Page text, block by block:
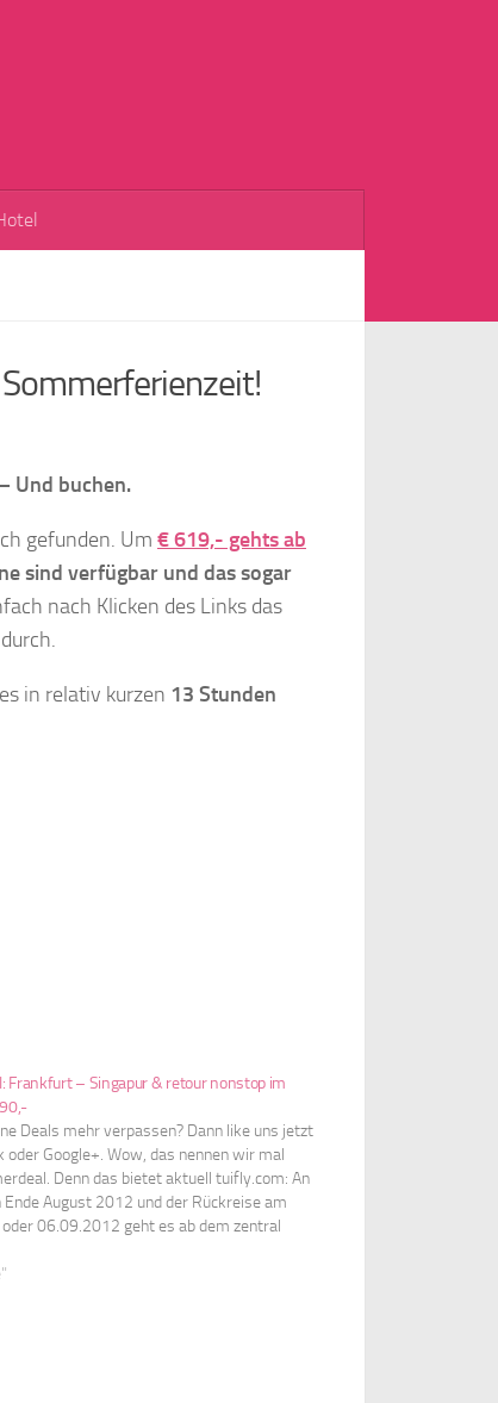
Und buchen.
gefunden. Um € 619,- gehts ab
sind verfügbar und das sogar
nach Klicken des Links das
in relativ kurzen 13 Stunden
Frankfurt – Singapur & retour nonstop im
Deals mehr verpassen? Dann like uns jetzt
oder Google+. Wow, das nennen wir mal
Denn das bietet aktuell tuifly.com: An
August 2012 und der Rückreise am
06.09.2012 geht es ab dem zentral
Flughafen Frankfurt mit einem Airbus 380
für gerade…